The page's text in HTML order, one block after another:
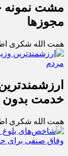
مشت نمونه
مجوزها
همت الله شکری
خدمت بدون
همت الله شکری